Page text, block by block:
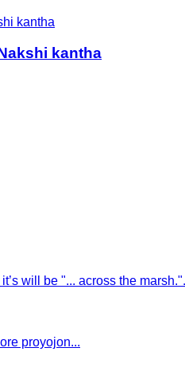
kantha
will be "... across the
proyojon...